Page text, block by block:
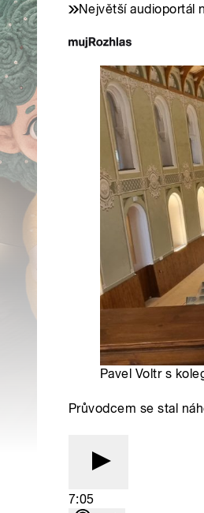
Největší audioportál
Pavel Voltr s
Průvodcem se stal
7:05